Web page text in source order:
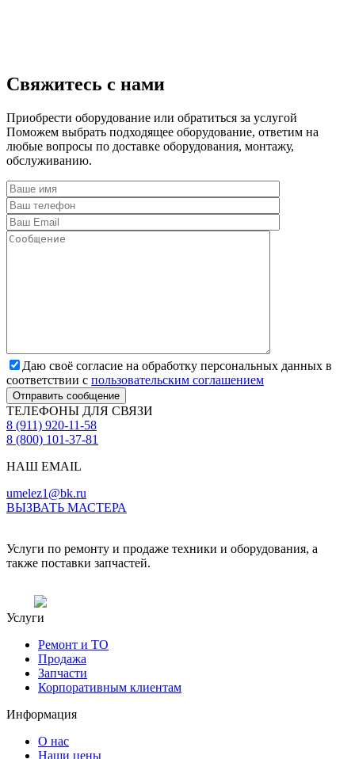
Свяжитесь с нами
Приобрести оборудование или обратиться за услугой
Поможем выбрать подходящее оборудование, ответим на
любые вопросы по доставке оборудования, монтажу,
обслуживанию.
Даю своё согласие на обработку персональных данных в
соответствии с пользовательским соглашением
Отправить сообщение
ТЕЛЕФОНЫ ДЛЯ СВЯЗИ
8 (911) 920-11-58
8 (800) 101-37-81
НАШ EMAIL
umelez1@bk.ru
ВЫЗВАТЬ МАСТЕРА
Услуги по ремонту и продаже техники и оборудования, а
также поставки запчастей.
Услуги
Ремонт и ТО
Продажа
Запчасти
Корпоративным клиентам
Информация
О нас
Наши цены